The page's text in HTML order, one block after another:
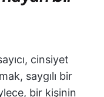
cinsiyet
saygılı bir
bir kişinin